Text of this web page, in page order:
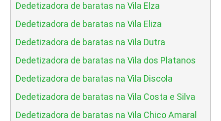
Dedetizadora de baratas na Vila Elza
Dedetizadora de baratas na Vila Eliza
Dedetizadora de baratas na Vila Dutra
Dedetizadora de baratas na Vila dos Platanos
Dedetizadora de baratas na Vila Discola
Dedetizadora de baratas na Vila Costa e Silva
Dedetizadora de baratas na Vila Chico Amaral